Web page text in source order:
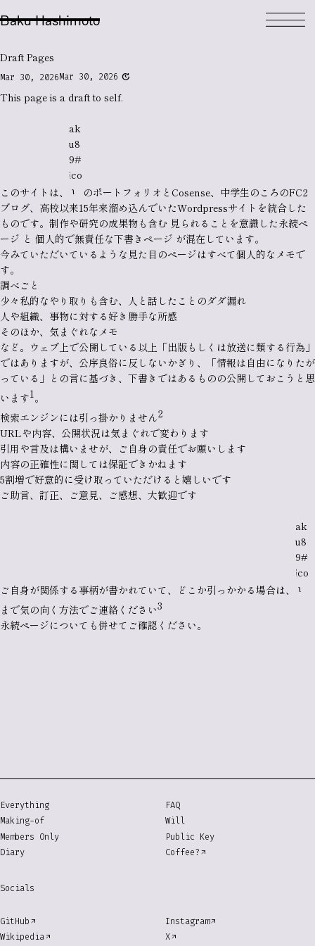
Baku Hashimoto
Mar 30, 2026Mar 30, 2026 update
Draft Pages
This page is a draftto self.
このサイトは、
ak
u8
9#
ico
n
のポートフォリオと Cosense、中学生のころのFC2
ブログ、高校以来15年来溜め込んでいたWordpressサイトを統合した
ものです。 制作や研究の成果物も含む 見られることを意識した永続ペ
ージ と 個人的で無責任な下書きページ が混在しています。
今みていただいているような見た目のページはすべて個人的なメモで
す。
調べごと
少々私的なやり取りも含む、人と話したことのダダ漏れ
人や組織、事物に対する好き勝手な所感
そのほか、気まぐれなメモ
など。ウェブ上で公開している以上「出版もしくは放送に類する行為」
ではありますが、公序良俗に反しないかぎり、「情報は自由になりたが
っている 」との言に基づき、下書きではあるものの公開しておこうと思
います1。
検索エンジンには引っ掛かりません2
URLや内容、公開状況は気まぐれで変わります
引用や言及は構いませが、ご自身の責任でお願いします
内容の正確性に関しては保証できかねます
5割増で好意的に受け取っていただけると嬉しいです
ご助言、訂正、ご意見、ご感想、 大歓迎です
ご自身が関係する事柄が書かれていて、どこか引っかかる場合は、
ak
u8
9#
ico
n
まで気の向く方法でご連絡ください3
永続ページについても併せてご確認ください。
Everything
Making-of
Members Only
Diary
FAQ
Will
Public Key
Coffee?
Socials
GitHub
Wikipedia
Instagram
X